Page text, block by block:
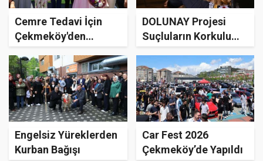
Cemre Tedavi İçin
Çekmeköy'den
DOLUNAY Projesi
Suçluların Korkulu
Engelsiz Yüreklerden
Kurban Bağışı
Car Fest 2026
Çekmeköy’de Yapıldı